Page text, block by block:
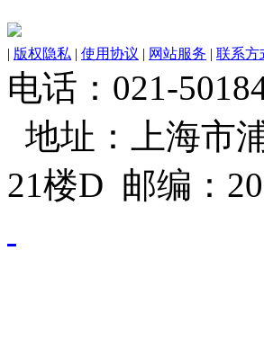
| 版权隐私 | 使用协议 | 网站服务 | 联系方
电话：021-
地址：上海市
21楼D 邮编：